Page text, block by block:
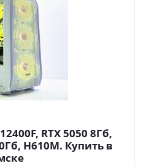
RTX 5050 8Гб,